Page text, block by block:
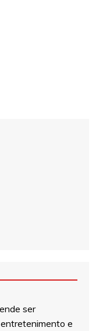
ser
e